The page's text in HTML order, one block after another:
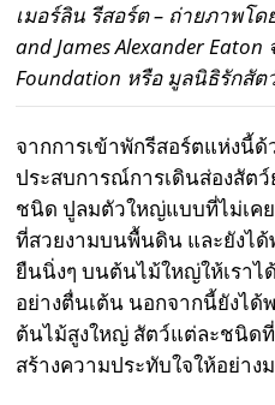
เมอร์ลิน รีสอร์ต – ถ่ายภาพโด
and James Alexander Eaton
Foundation หรือ มูลนิธิรักสัต
จากการเข้าพักรีสอร์ตแห่งนี้ด้
ประสบการณ์การเดินส่องสัต
ชนิด ปูลมตัวใหญ่แบบที่ไม่เค
ที่สวยงามบนพื้นดิน และยังไ
ยืนนิ่งๆ บนต้นไม้ใหญ่ให้เราไ
อย่างตื่นเต้น นอกจากนี้ยังได้
ต้นไม้สูงใหญ่ สัตว์แต่ละชนิด
สร้างความประทับใจให้อย่าง